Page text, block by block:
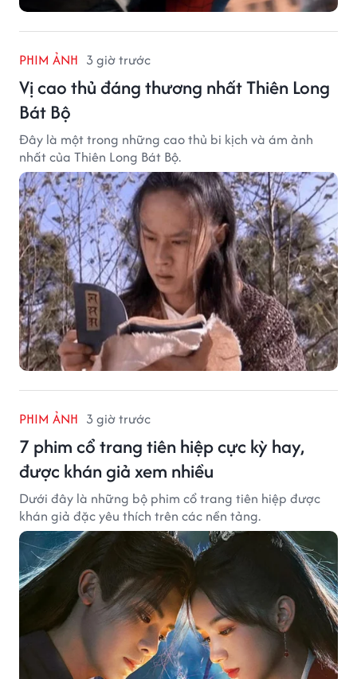
PHIM ẢNH 3 giờ trước
Vị cao thủ đáng thương nhất Thiên Long
Bát Bộ
Đây là một trong những cao thủ bi kịch và ám ảnh
nhất của Thiên Long Bát Bộ.
PHIM ẢNH 3 giờ trước
7 phim cổ trang tiên hiệp cực kỳ hay,
được khán giả xem nhiều
Dưới đây là những bộ phim cổ trang tiên hiệp được
khán giả đặc yêu thích trên các nền tảng.